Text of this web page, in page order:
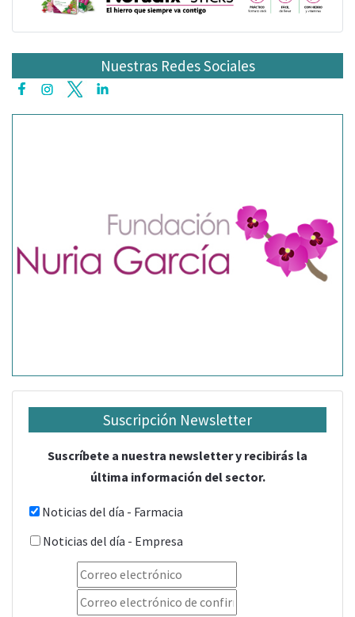
Nuestras Redes Sociales
Suscripción Newsletter
Suscríbete a nuestra newsletter y recibirás la
última información del sector.
Noticias del día - Farmacia
Noticias del día - Empresa